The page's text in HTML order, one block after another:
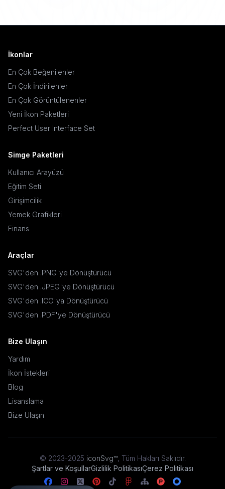
İkonlar
En Çok Beğenilenler
En Çok İndirilenler
En Çok Görüntülenenler
Yeni İkon Paketleri
Perfect User Interface Set
Simge Paketleri
Kullanıcı Arayüzü
Eğitim Seti
Girişimcilik
Yemek Grafikleri
Finans
Araçlar
SVG'den .PNG'ye Dönüştürücü
SVG'den .JPEG'ye Dönüştürücü
SVG'den .ICO'ya Dönüştürücü
SVG'den .PDF'ye Dönüştürücü
Bize Ulaşın
Yardım
İkon İstekleri
Blog
Lisanslama
Bize Ulaşın
© 2023-2025 iconSvg™, Tüm Hakları Saklıdır.
Şartlar ve KoşullarGizlilik PolitikasıÇerez Politikası